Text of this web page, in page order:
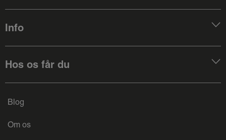
Info
Hos os får du
Blog
Om os